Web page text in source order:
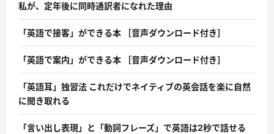
私が、定年後に同時通訳者になれた理由
「英語で接客」ができる本 ［音声ダウンロード付き］
「英語で案内」ができる本 ［音声ダウンロード付き］
「英語耳」独習法 これだけでネイティブの英会話を楽に自然
に聞き取れる
「言い出し表現」と「動詞フレーズ」で英語は2秒で話せる